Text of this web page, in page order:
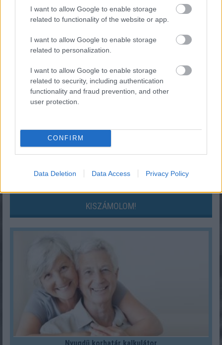
I want to allow Google to enable storage
related to functionality of the website or app.
I want to allow Google to enable storage
related to personalization.
I want to allow Google to enable storage
related to security, including authentication
functionality and fraud prevention, and other
user protection.
CONFIRM
Data Deletion Data Access Privacy Policy
KISZÁMOLOM!
KISZÁMOLOM!
Nyugdíj korhatár kalkulátor